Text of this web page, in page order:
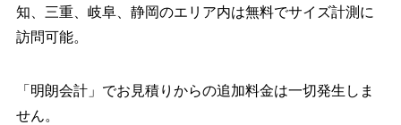
知、三重、岐阜、静岡のエリア内は無料でサイズ計測に
訪問可能。
「明朗会計」でお見積りからの追加料金は一切発生しま
せん。